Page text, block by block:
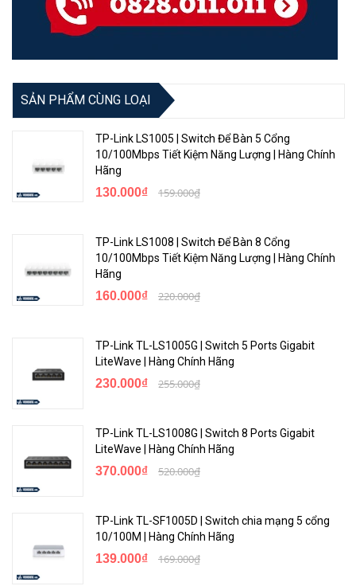
SẢN PHẨM CÙNG LOẠI
TP-Link LS1005 | Switch Để Bàn 5 Cổng
10/100Mbps Tiết Kiệm Năng Lượng | Hàng Chính
Hãng
130.000₫ 159.000₫
TP-Link LS1008 | Switch Để Bàn 8 Cổng
10/100Mbps Tiết Kiệm Năng Lượng | Hàng Chính
Hãng
160.000₫ 220.000₫
TP-Link TL-LS1005G | Switch 5 Ports Gigabit
LiteWave | Hàng Chính Hãng
230.000₫ 255.000₫
TP-Link TL-LS1008G | Switch 8 Ports Gigabit
LiteWave | Hàng Chính Hãng
370.000₫ 520.000₫
TP-Link TL-SF1005D | Switch chia mạng 5 cổng
10/100M | Hàng Chính Hãng
139.000₫ 169.000₫